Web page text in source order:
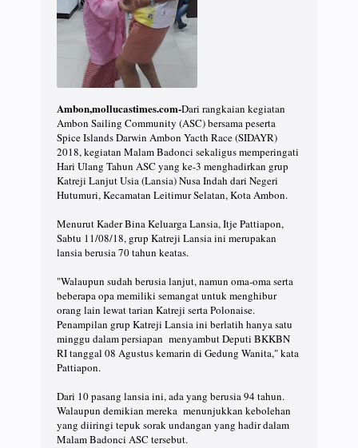
Ambon,mollucastimes.com-Dari rangkaian kegiatan
Ambon Sailing Community (ASC) bersama peserta
Spice Islands Darwin Ambon Yacth Race (SIDAYR)
2018, kegiatan Malam Badonci sekaligus memperingati
Hari Ulang Tahun ASC yang ke-3 menghadirkan grup
Katreji Lanjut Usia (Lansia) Nusa Indah dari Negeri
Hutumuri, Kecamatan Leitimur Selatan, Kota Ambon.
Menurut Kader Bina Keluarga Lansia, Itje Pattiapon,
Sabtu 11/08/18, grup Katreji Lansia ini merupakan
lansia berusia 70 tahun keatas.
"Walaupun sudah berusia lanjut, namun oma-oma serta
beberapa opa memiliki semangat untuk menghibur
orang lain lewat tarian Katreji serta Polonaise.
Penampilan grup Katreji Lansia ini berlatih hanya satu
minggu dalam persiapan menyambut Deputi BKKBN
RI tanggal 08 Agustus kemarin di Gedung Wanita," kata
Pattiapon.
Dari 10 pasang lansia ini, ada yang berusia 94 tahun.
Walaupun demikian mereka menunjukkan kebolehan
yang diiringi tepuk sorak undangan yang hadir dalam
Malam Badonci ASC tersebut.